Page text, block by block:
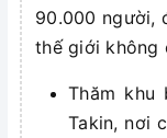
90.000 người,
thế giới không
Thăm khu
Takin, nơi